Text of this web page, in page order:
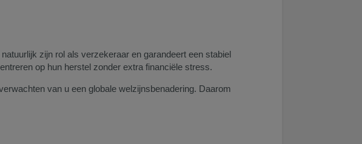
zijn rol als verzekeraar en garandeert een stabiel
op hun herstel zonder extra financiële stress.
van u een globale welzijnsbenadering. Daarom